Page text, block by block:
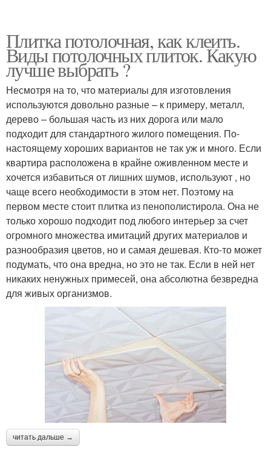
Плитка потолочная, как клеить.
Виды потолочных плиток. Какую
лучше выбрать ?
Несмотря на то, что материалы для изготовления
используются довольно разные – к примеру, металл,
дерево – большая часть из них дорога или мало
подходит для стандартного жилого помещения. По-
настоящему хороших вариантов не так уж и много. Если
квартира расположена в крайне оживленном месте и
хочется избавиться от лишних шумов, используют , но
чаще всего необходимости в этом нет. Поэтому на
первом месте стоит плитка из пенополистирола. Она не
только хорошо подходит под любого интерьер за счет
огромного множества имитаций других материалов и
разнообразия цветов, но и самая дешевая. Кто-то может
подумать, что она вредна, но это не так. Если в ней нет
никаких ненужных примесей, она абсолютна безвредна
для живых организмов.
читать дальше →